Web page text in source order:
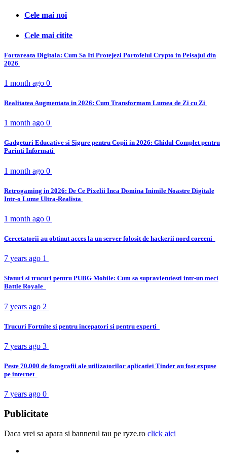
Cele mai noi
Cele mai citite
Fortareata Digitala: Cum Sa Iti Protejezi Portofelul Crypto in Peisajul din
2026
1 month ago 0
Realitatea Augmentata in 2026: Cum Transformam Lumea de Zi cu Zi
1 month ago 0
Gadgeturi Educative si Sigure pentru Copii in 2026: Ghidul Complet pentru
Parinti Informati
1 month ago 0
Retrogaming in 2026: De Ce Pixelii Inca Domina Inimile Noastre Digitale
Intr-o Lume Ultra-Realista
1 month ago 0
Cercetatorii au obtinut acces la un server folosit de hackerii nord coreeni
7 years ago 1
Sfaturi si trucuri pentru PUBG Mobile: Cum sa supravietuiesti intr-un meci
Battle Royale
7 years ago 2
Trucuri Fortnite si pentru incepatori si pentru experti
7 years ago 3
Peste 70.000 de fotografii ale utilizatorilor aplicatiei Tinder au fost expuse
pe internet
7 years ago 0
Publicitate
Daca vrei sa apara si bannerul tau pe ryze.ro click aici